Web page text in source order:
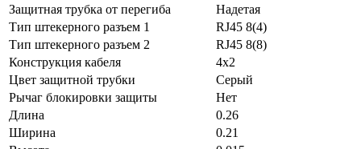
Защитная трубка от перегиба
Надетая
Тип штекерного разъем 1
RJ45 8(4)
Тип штекерного разъем 2
RJ45 8(8)
Конструкция кабеля
4x2
Цвет защитной трубки
Серый
Рычаг блокировки защиты
Нет
Длина
0.26
Ширина
0.21